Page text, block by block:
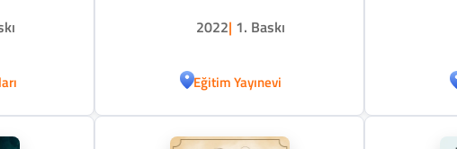
2022| 1. Baskı
Eğitim Yayınevi